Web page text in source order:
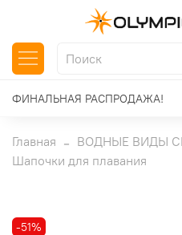
ФИНАЛЬНАЯ РАСПРОДАЖА!
Главная ВОДНЫЕ ВИДЫ
Шапочки для плавания
-51%